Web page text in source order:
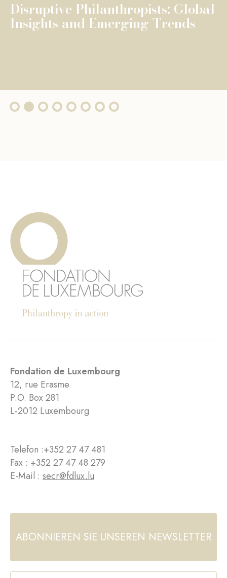
The Fondation de Luxembourg
surpasses €100 million in total
grants, wi...
Fondation de Luxembourg
12, rue Erasme
P.O. Box 281
L-2012 Luxembourg
Telefon :+352 27 47 481
Fax : +352 27 47 48 279
E-Mail : secr@fdlux.lu
ABONNIEREN SIE UNSEREN NEWSLETTER